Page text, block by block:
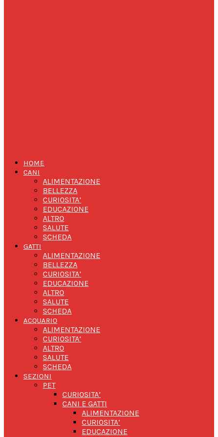
HOME
CANI
ALIMENTAZIONE
BELLEZZA
CURIOSITA’
EDUCAZIONE
ALTRO
SALUTE
SCHEDA
GATTI
ALIMENTAZIONE
BELLEZZA
CURIOSITA’
EDUCAZIONE
ALTRO
SALUTE
SCHEDA
ACQUARIO
ALIMENTAZIONE
CURIOSITA’
ALTRO
SALUTE
SCHEDA
SEZIONI
PET
CURIOSITA’
CANI E GATTI
ALIMENTAZIONE
CURIOSITA’
EDUCAZIONE